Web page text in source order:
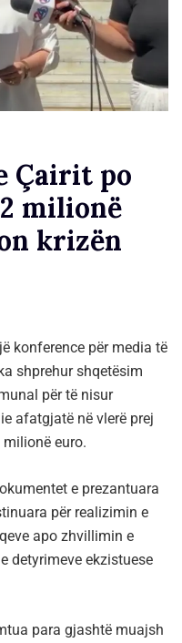
Çairit po
milionë
krizën
konference për media të
shprehur shqetësim
për të nisur
afatgjatë në vlerë prej
euro.
e prezantuara
për realizimin e
apo zhvillimin e
detyrimeve ekzistuese
para gjashtë muajsh